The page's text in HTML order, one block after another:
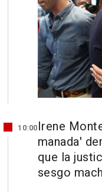
10:00Irene
manada'
que la
sesgo